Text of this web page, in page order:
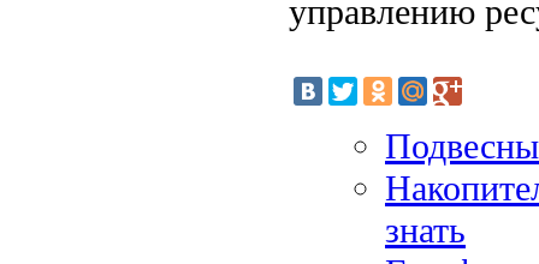
управлению
знать